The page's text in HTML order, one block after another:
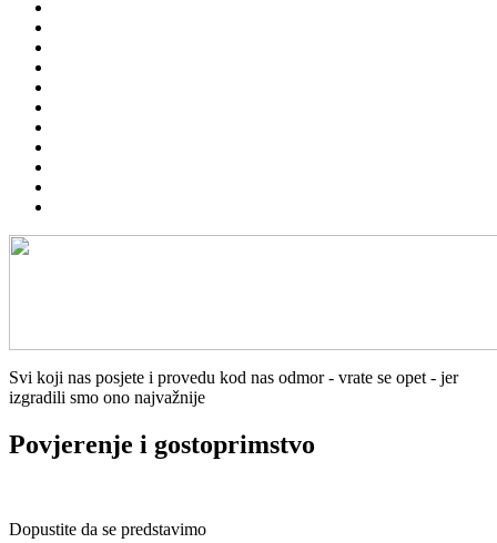
Svi koji nas posjete i provedu kod nas odmor - vrate se opet - jer
izgradili smo ono najvažnije
Povjerenje i gostoprimstvo
Dopustite da se predstavimo